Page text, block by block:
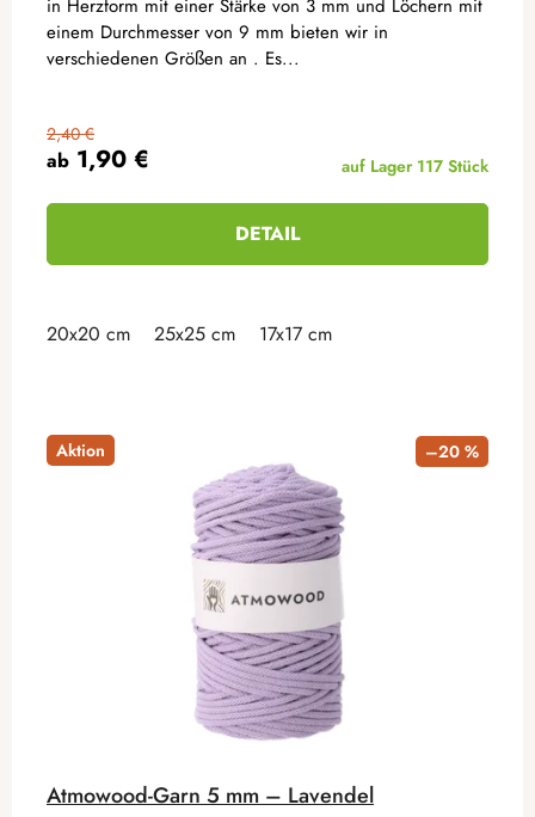
ab 1,90 €
2,40 €
auf Lager 117 Stück
DETAIL
in Herzform mit einer Stärke von 3 mm und Löchern mit
einem Durchmesser von 9 mm bieten wir in
verschiedenen Größen an . Es...
20x20 cm 25x25 cm 17x17 cm
Aktion –20 %
Atmowood-Garn 5 mm – Lavendel